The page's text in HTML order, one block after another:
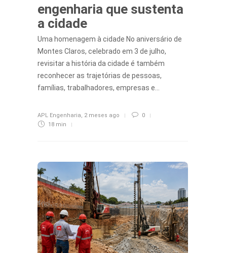
engenharia que sustenta
a cidade
Uma homenagem à cidade No aniversário de
Montes Claros, celebrado em 3 de julho,
revisitar a história da cidade é também
reconhecer as trajetórias de pessoas,
famílias, trabalhadores, empresas e…
APL Engenharia, 2 meses ago
0
18 min